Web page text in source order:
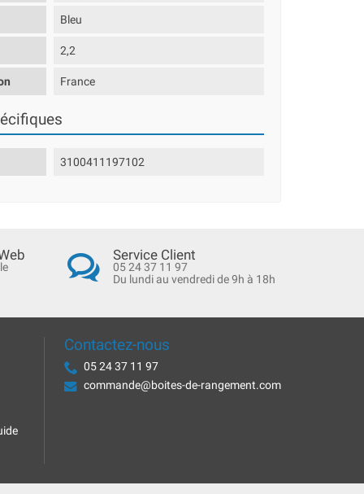
Bleu
2,2
France
3100411197102
Service Client
05 24 37 11 97
Du lundi au vendredi de 9h à 18h
Contactez-nous
05 24 37 11 97
commande@boites-de-rangement.com